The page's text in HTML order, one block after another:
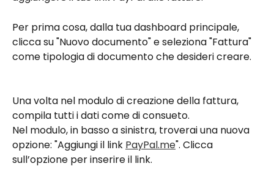
Per prima cosa, dalla tua dashboard principale,
clicca su "Nuovo documento" e seleziona "Fattura"
come tipologia di documento che desideri creare.
Una volta nel modulo di creazione della fattura,
compila tutti i dati come di consueto.
Nel modulo, in basso a sinistra, troverai una nuova
opzione: "Aggiungi il link PayPal.me". Clicca
sull’opzione per inserire il link.